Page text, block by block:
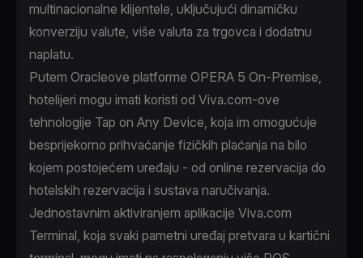
multinacionalne klijentele, uključujući dinamičku
konverziju valute, više valuta za trgovca i dodatnu
naplatu.
Putem Oracleove platforme OPERA 5 On-Premise,
hotelijeri mogu imati koristi od Viva.com-ove
tehnologije Tap on Any Device, koja im omogućuje
besprijekorno prihvaćanje fizičkih plaćanja na bilo
kojem postojećem uređaju - od online rezervacija do
hotelskih rezervacija i sustava naručivanja.
Jednostavnim aktiviranjem aplikacije Viva.com
Terminal, koja svaki pametni uređaj pretvara u kartični